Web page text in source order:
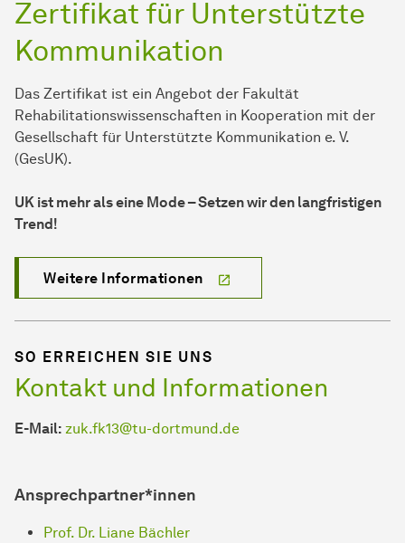
Zertifikat für Unterstützte
Kommunikation
Das Zertifikat ist ein Angebot der Fakultät
Rehabilitationswissenschaften in Kooperation mit der
Gesellschaft für Unterstützte Kommunikation e. V.
(GesUK).
UK ist mehr als eine Mode – Setzen wir den langfristigen
Trend!
Weitere Informationen
SO ERREICHEN SIE UNS
Kontakt und Informationen
E-Mail: zuk.fk13@tu-dortmund.de
Ansprechpartner*innen
Prof. Dr. Liane Bächler